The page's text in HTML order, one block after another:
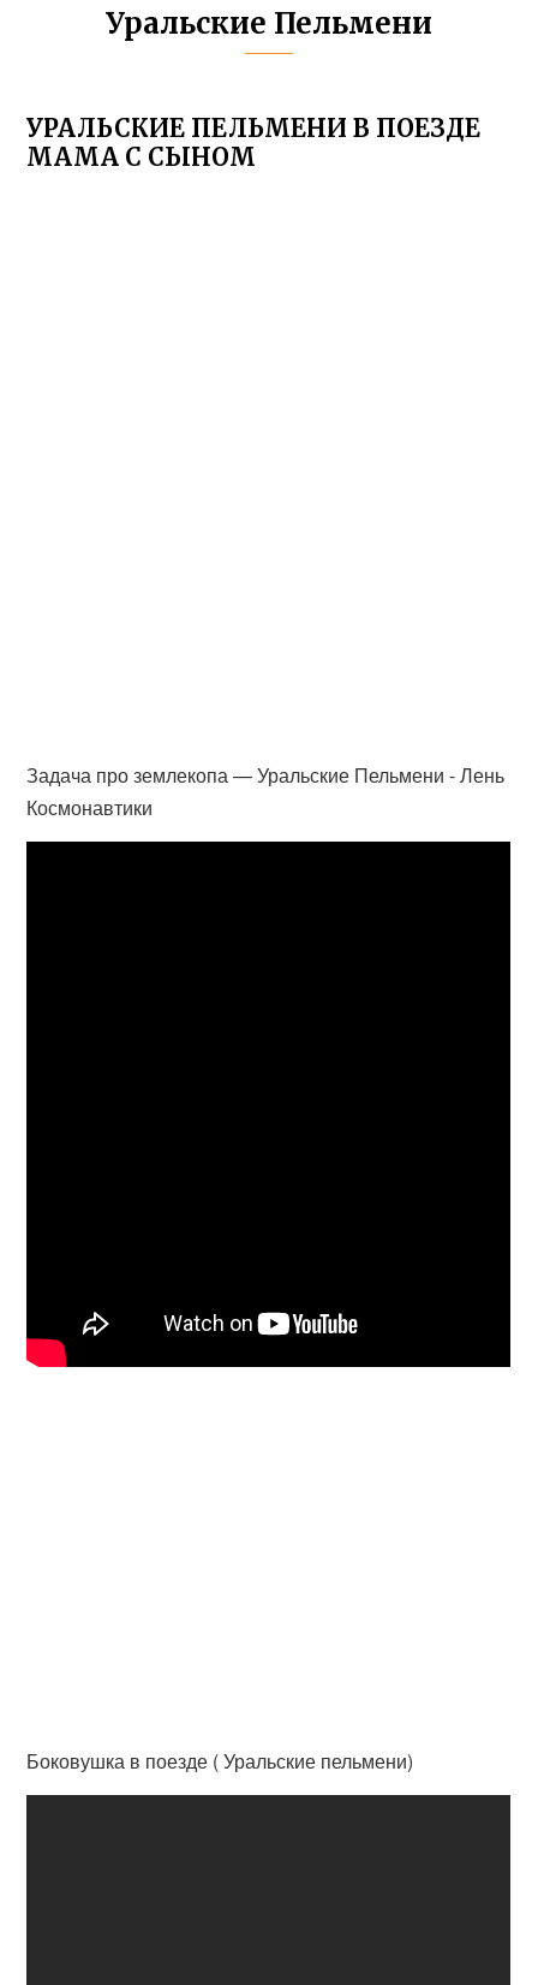
Уральские Пельмени
УРАЛЬСКИЕ ПЕЛЬМЕНИ В ПОЕЗДЕ
МАМА С СЫНОМ
Задача про землекопа — Уральские Пельмени - Лень
Космонавтики
Боковушка в поезде ( Уральские пельмени)